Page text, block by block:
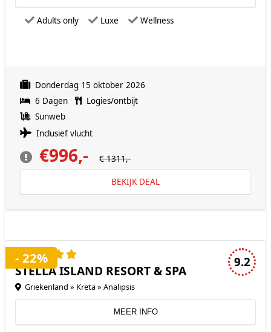
Adults only Luxe Wellness
Donderdag 15 oktober 2026
6 Dagen
Logies/ontbijt
Sunweb
Inclusief vlucht
€996,- € 1311,-
BEKIJK DEAL
9.2
STELLA ISLAND RESORT & SPA
Griekenland » Kreta » Analipsis
MEER INFO
- 22%